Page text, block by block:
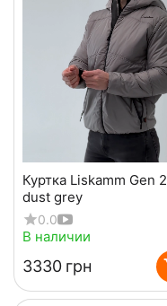
Куртка Liskamm Gen 2
dust grey
0.0
В наличии
‍3330‍ грн